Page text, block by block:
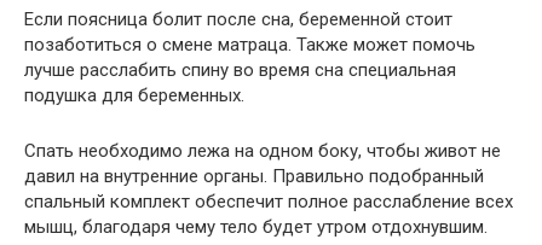
Если поясница болит после сна, беременной стоит
позаботиться о смене матраца. Также может помочь
лучше расслабить спину во время сна специальная
подушка для беременных.
Спать необходимо лежа на одном боку, чтобы живот не
давил на внутренние органы. Правильно подобранный
спальный комплект обеспечит полное расслабление всех
мышц, благодаря чему тело будет утром отдохнувшим.